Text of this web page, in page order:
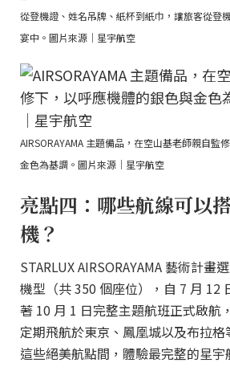
從登機證、姓名吊牌、紙杯到紙巾，讓旅客從登
宴中。圖片來源｜星宇航空
AIRSORAYAMA 主題備品，在空山基老師親自監
金色為基調。圖片來源｜星宇航空
亮點四：哪些航線可以
機？
STARLUX AIRSORAYAMA 藝術計畫
機型（共 350 個座位），自 7 月 12
著 10 月 1 日完整主題航班正式啟航
定期飛航於東京、鳳凰城以及布拉
這些絕美航點間，體驗最完整的星宇